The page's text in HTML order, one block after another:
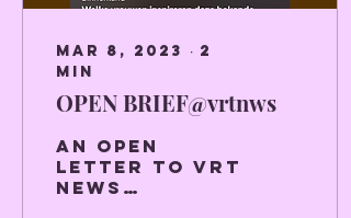
Mar 8, 2023 ∙ 2
min
OPEN BRIEF@vrtnws
An open
letter to VRT
news